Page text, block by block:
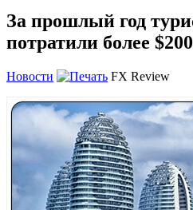
За прошлый год
потратили более
Новости FX Review